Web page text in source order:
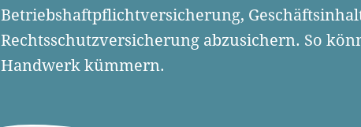
Betriebshaftpflichtversicherung,
Rechtsschutzversicherung abzusichern. So
Handwerk kümmern.